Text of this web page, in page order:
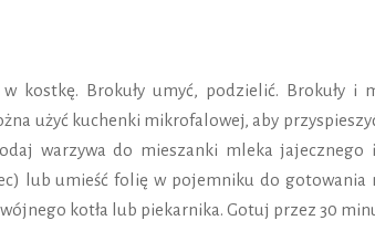
kostkę. Brokuły umyć, podzielić. Brokuły i
użyć kuchenki mikrofalowej, aby
warzywa do mieszanki mleka jajecznego
lub umieść folię w pojemniku do
kotła lub piekarnika. Gotuj przez 30